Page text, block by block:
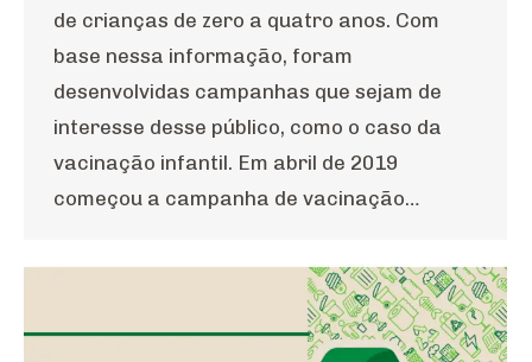
de crianças de zero a quatro anos. Com
base nessa informação, foram
desenvolvidas campanhas que sejam de
interesse desse público, como o caso da
vacinação infantil. Em abril de 2019
começou a campanha de vacinação…